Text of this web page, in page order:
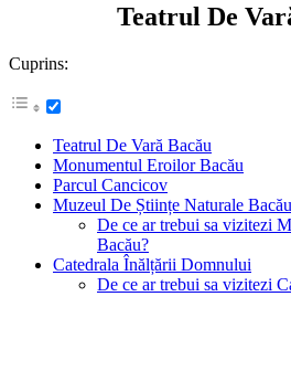
Bacău este cunoscut pentru următoarele
Teatrul De Vară Bacău
Monumentul Eroilor Bacău
Parcul Cancicov
Muzeul De Științe Naturale Bacău
De ce ar trebui sa vizitezi